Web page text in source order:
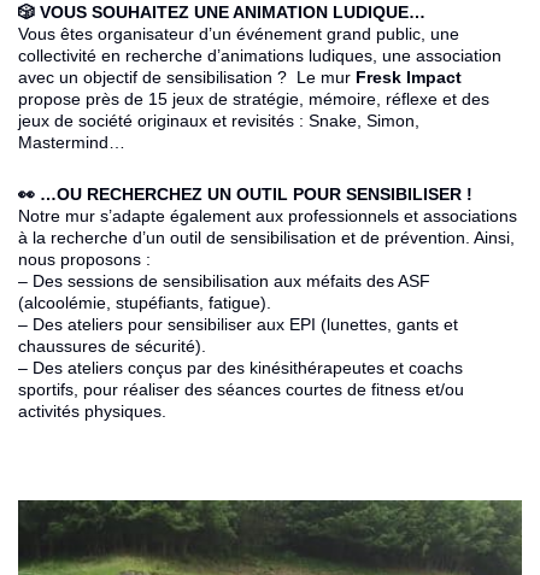
🎲 VOUS SOUHAITEZ UNE ANIMATION LUDIQUE…
Vous êtes organisateur d’un événement grand public, une
collectivité en recherche d’animations ludiques, une association
avec un objectif de sensibilisation ? Le mur Fresk Impact
propose près de 15 jeux de stratégie, mémoire, réflexe et des
jeux de société originaux et revisités : Snake, Simon,
Mastermind…
👀 …OU RECHERCHEZ UN OUTIL POUR SENSIBILISER !
Notre mur s’adapte également aux professionnels et associations
à la recherche d’un outil de sensibilisation et de prévention. Ainsi,
nous proposons :
– Des sessions de sensibilisation aux méfaits des ASF
(alcoolémie, stupéfiants, fatigue).
– Des ateliers pour sensibiliser aux EPI (lunettes, gants et
chaussures de sécurité).
– Des ateliers conçus par des kinésithérapeutes et coachs
sportifs, pour réaliser des séances courtes de fitness et/ou
activités physiques.